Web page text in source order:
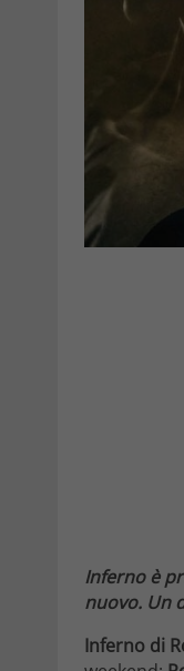
Inferno è
nuovo. Un
Inferno di